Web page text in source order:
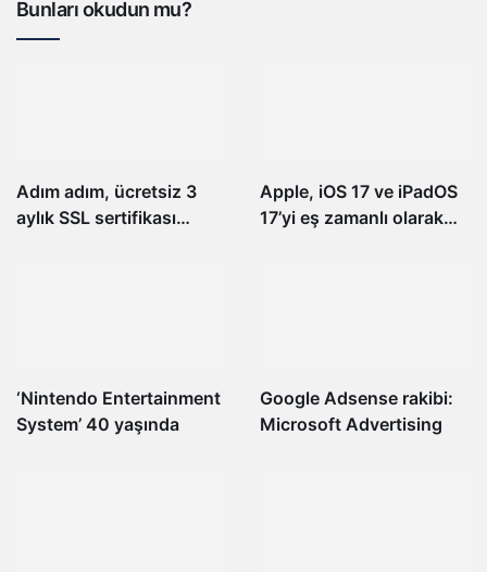
Bunları okudun mu?
Adım adım, ücretsiz 3
aylık SSL sertifikası
Apple, iOS 17 ve iPadOS
17’yi eş zamanlı olarak
‘Nintendo Entertainment
System’ 40 yaşında
Google Adsense rakibi:
Microsoft Advertising